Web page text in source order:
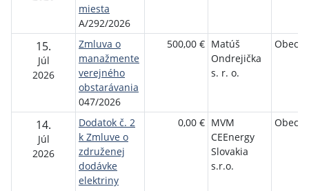
miesta
A/292/2026
15.
Júl
2026
Zmluva o
manažmente
verejného
obstarávania
047/2026
500,00 € Matúš
Ondrejička
s. r. o.
Obec
14.
Júl
2026
Dodatok č. 2
k Zmluve o
združenej
dodávke
elektriny
0,00 € MVM
CEEnergy
Slovakia
s.r.o.
Obec